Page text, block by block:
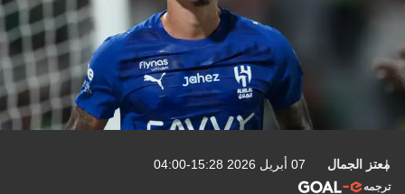
معتز الجمال 07 أبريل 2026 15:28-04:00
ترجمه